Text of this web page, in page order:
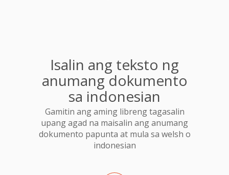
Isalin ang teksto ng
anumang dokumento
sa indonesian
Gamitin ang aming libreng tagasalin
upang agad na maisalin ang anumang
dokumento papunta at mula sa welsh o
indonesian